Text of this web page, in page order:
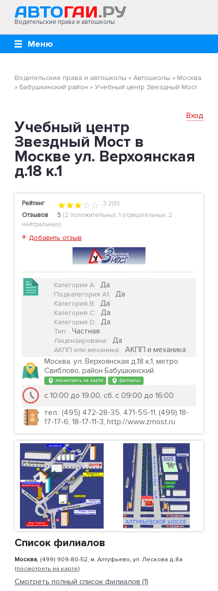
Водительские права и автошколы
Меню
Водительские права и автошколы » Автошколы » Москва
» Бабушкинский район » Учебный центр Звездный Мост
Вход
Учебный центр
Звездный Мост в
Москве ул. Верхоянская
д.18 к.1
Рейтинг
3.2(6)
Отзывов
5 (2 положительных, 1 отрицательных, 2
нейтральных)
+ Добавить отзыв
Категория А: Да
Подкатегория А1: Да
Категория B: Да
Категория C: Да
Категория D: Да
Тип: Частная
Лицензирована: Да
АКПП или механика:
АКПП и механика
Москва, ул. Верхоянская д.18 к.1, метро
Свиблово, район Бабушкинский
посмотреть на карте филиалы
с 10:00 до 19:00, сб. с 09:00 до 16:00
тел.: (495) 472-28-35, 471-55-11, (499) 18-
17-17-6, 18-17-11-3, http://www.zmost.ru
Список филиалов
Москва, (499) 909-80-52, м. Алтуфьево, ул. Лескова д.8а
(посмотреть на карте)
Смотреть полный список филиалов (1)